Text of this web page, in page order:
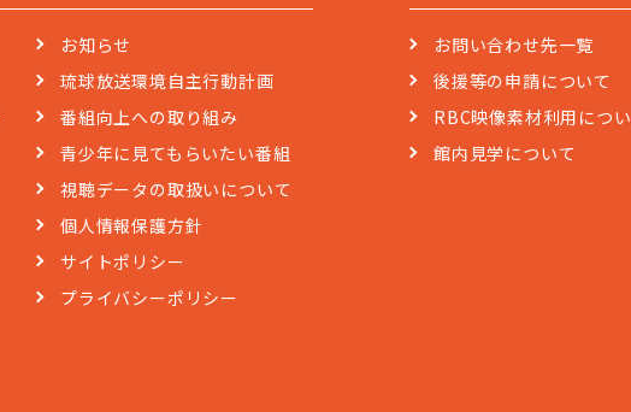
お知らせ
琉球放送環境自主行動計画
番組向上への取り組み
青少年に見てもらいたい番組
視聴データの取扱いについて
個人情報保護方針
サイトポリシー
プライバシーポリシー
お問い合わせ先一覧
後援等の申請について
RBC映像素材利用につ
館内見学について